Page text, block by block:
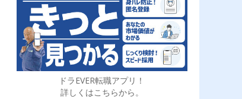
ドラEVER転職アプリ！
詳しくはこちらから。